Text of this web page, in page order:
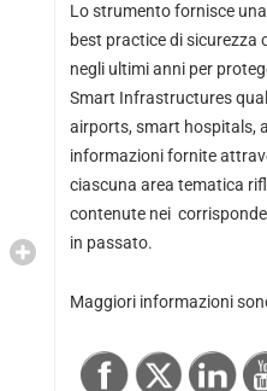
Lo strumento fornisce
best practice di sicurezza
negli ultimi anni per
Smart Infrastructures
airports, smart hospitals,
informazioni fornite
ciascuna area tematica
contenute nei
in passato.
Maggiori informazioni